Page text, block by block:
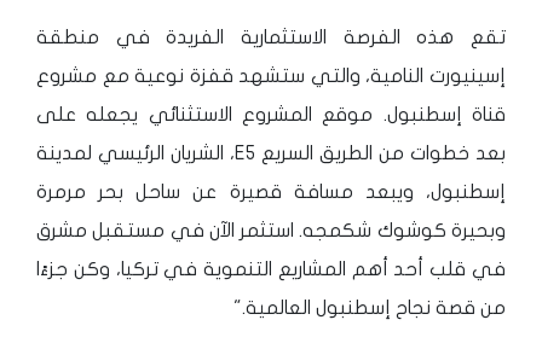
تقع هذه الفرصة الاستثمارية الفريدة في منطقة
إسينيورت النامية، والتي ستشهد قفزة نوعية مع مشروع
قناة إسطنبول. موقع المشروع الاستثنائي يجعله على
بعد خطوات من الطريق السريع E5، الشريان الرئيسي لمدينة
إسطنبول، ويبعد مسافة قصيرة عن ساحل بحر مرمرة
وبحيرة كوشوك شكمجه. استثمر الآن في مستقبل مشرق
في قلب أحد أهم المشاريع التنموية في تركيا، وكن جزءًا
من قصة نجاح إسطنبول العالمية."